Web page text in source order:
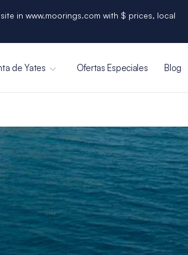
in www.moorings.com with $ prices, local
de Yates Ofertas Especiales Blog